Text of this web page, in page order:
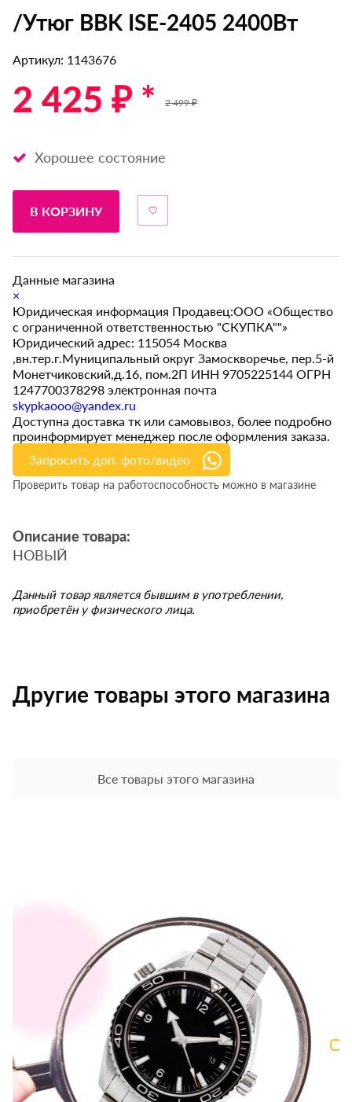
/Утюг BBK ISE-2405 2400Вт
Артикул: 1143676
2 425 ₽ * 2 499 ₽
Хорошее состояние
В КОРЗИНУ
Данные магазина
×
Юридическая информация Продавец:ООО «Общество
с ограниченной ответственностью "СКУПКА""»
Юридический адрес: 115054 Москва
,вн.тер.г.Муниципальный округ Замоскворечье, пер.5-й
Монетчиковский,д.16, пом.2П ИНН 9705225144 ОГРН
1247700378298 электронная почта
skypkaooo@yandex.ru
Доступна доставка тк или самовывоз, более подробно
проинформирует менеджер после оформления заказа.
Запросить доп. фото/видео
Проверить товар на работоспособность можно в магазине
Описание товара:
НОВЫЙ
Данный товар является бывшим в употреблении,
приобретён у физического лица.
Другие товары этого магазина
Все товары этого магазина